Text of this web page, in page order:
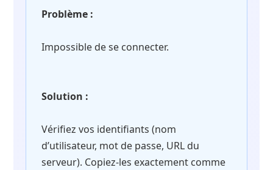
Problème :
Impossible de se connecter.
Solution :
Vérifiez vos identifiants (nom
d’utilisateur, mot de passe, URL du
serveur). Copiez-les exactement comme